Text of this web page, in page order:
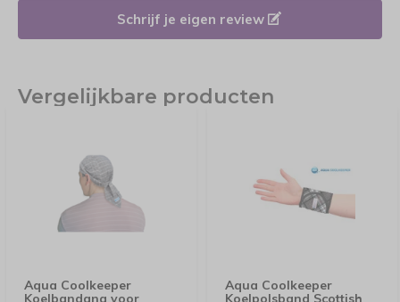
Schrijf je eigen review
Vergelijkbare producten
Aqua Coolkeeper
Koelbandana voor
Aqua Coolkeeper
Koelpolsband Scottish